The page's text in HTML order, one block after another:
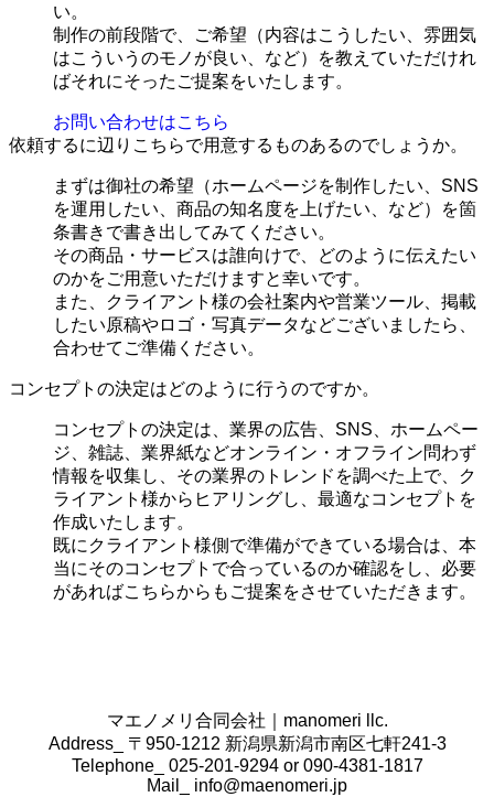
い。
制作の前段階で、ご希望（内容はこうしたい、雰囲気
はこういうのモノが良い、など）を教えていただけれ
ばそれにそったご提案をいたします。
お問い合わせはこちら
依頼するに辺りこちらで用意するものあるのでしょうか。
まずは御社の希望（ホームページを制作したい、SNS
を運用したい、商品の知名度を上げたい、など）を箇
条書きで書き出してみてください。
その商品・サービスは誰向けで、どのように伝えたい
のかをご用意いただけますと幸いです。
また、クライアント様の会社案内や営業ツール、掲載
したい原稿やロゴ・写真データなどございましたら、
合わせてご準備ください。
コンセプトの決定はどのように行うのですか。
コンセプトの決定は、業界の広告、SNS、ホームペー
ジ、雑誌、業界紙などオンライン・オフライン問わず
情報を収集し、その業界のトレンドを調べた上で、ク
ライアント様からヒアリングし、最適なコンセプトを
作成いたします。
既にクライアント様側で準備ができている場合は、本
当にそのコンセプトで合っているのか確認をし、必要
があればこちらからもご提案をさせていただきます。
マエノメリ合同会社｜manomeri llc.
Address_ 〒950-1212 新潟県新潟市南区七軒241-3
Telephone_ 025-201-9294 or 090-4381-1817
Mail_ info@maenomeri.jp